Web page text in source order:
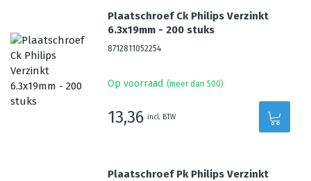
Plaatschroef Ck Philips Verzinkt
6.3x19mm - 200 stuks
8712811052254
Op voorraad (meer dan 500)
13,36 incl. BTW
Plaatschroef Pk Philips Verzinkt